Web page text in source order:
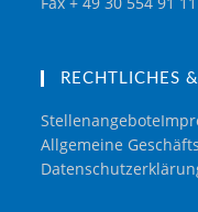
RECHTLICHES
Stellenangebote
Allgemeine